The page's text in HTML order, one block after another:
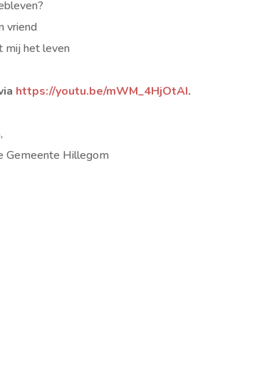
vriend
mij het leven
https://youtu.be/mWM_4HjOtAI.
Gemeente Hillegom